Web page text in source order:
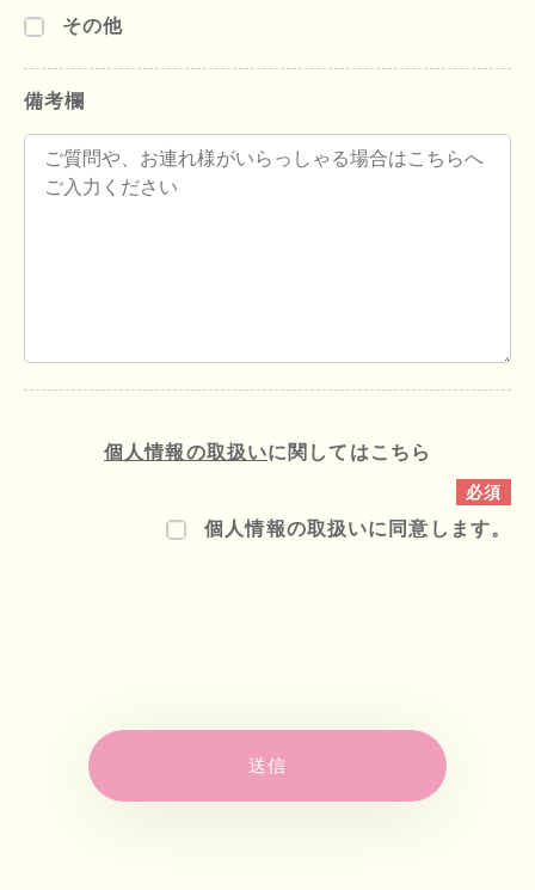
その他
備考欄
個人情報の取扱いに関してはこちら
個人情報の取扱いに同意します。
送信